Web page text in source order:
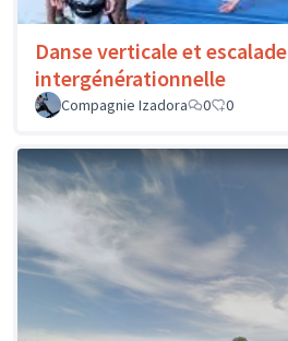
Danse verticale et escalade
intergénérationnelle
Compagnie Izadora
0 0